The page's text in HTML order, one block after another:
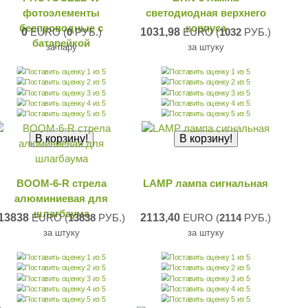
фотоэлементы
беспроводные c
батарейкой
0EURO (0РУБ.)
за пару
светодиодная верхнего
корпуса
1031,98 EURO (1032 РУБ.)
за штуку
BOOM-6-R стрела
алюминиевая для
шлагбаума
EURO (13838РУБ.)
за штуку
LAMP лампа сигнальная
2113,40 EURO (2114РУБ.)
за штуку